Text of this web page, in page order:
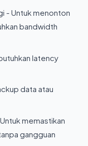
- Untuk menonton
bandwidth
latency
data atau
memastikan
gangguan